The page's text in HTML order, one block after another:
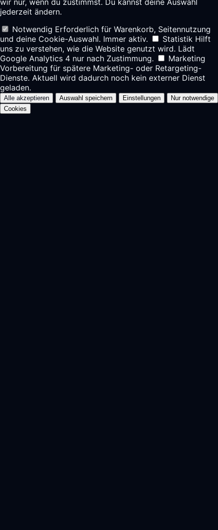
jederzeit ändern.
Notwendig Erforderlich für Warenkorb, Seitennutzung
und deine Cookie-Auswahl. Immer aktiv.
Statistik Hilft
uns zu verstehen, wie die Website genutzt wird. Lädt
Google Analytics 4 nur nach Zustimmung.
Marketing
Vorbereitung für spätere Marketing- oder Retargeting-
Dienste. Aktuell wird dadurch noch kein externer Dienst
geladen.
Alle akzeptieren Auswahl speichern Einstellungen
Nur notwendige
Cookies